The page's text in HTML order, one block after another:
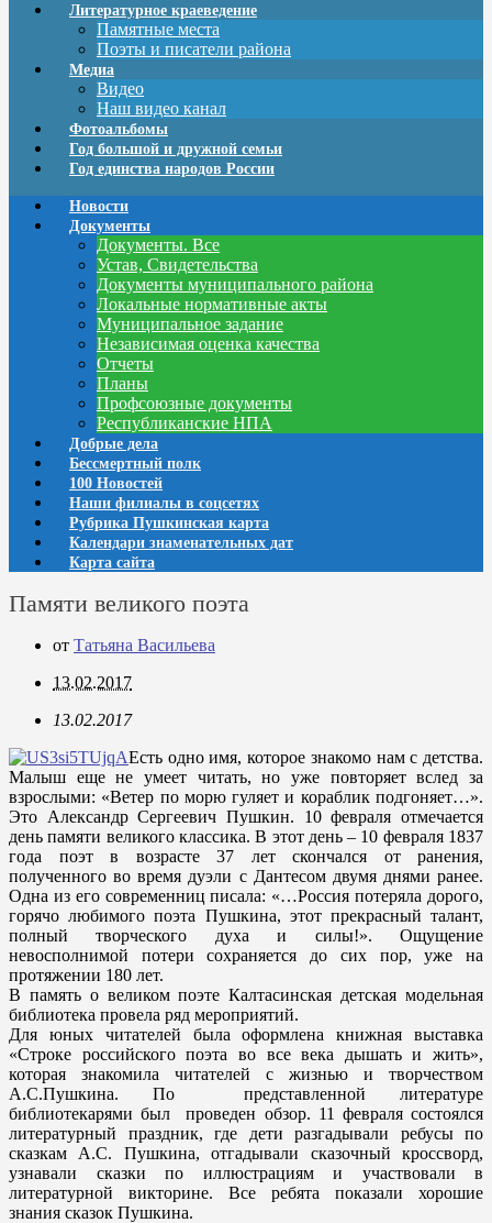
Литературное краеведение
Памятные места
Поэты и писатели района
Медиа
Видео
Наш видео канал
Фотоальбомы
Год большой и дружной семьи
Год единства народов России
Новости
Документы
Документы. Все
Устав, Свидетельства
Документы муниципального района
Локальные нормативные акты
Муниципальное задание
Независимая оценка качества
Отчеты
Планы
Профсоюзные документы
Республиканские НПА
Добрые дела
Бессмертный полк
100 Новостей
Наши филиалы в соцсетях
Рубрика Пушкинская карта
Календари знаменательных дат
Карта сайта
Памяти великого поэта
от Татьяна Васильева
13.02.2017
13.02.2017
Есть одно имя, которое знакомо нам с детства.
Малыш еще не умеет читать, но уже повторяет вслед за
взрослыми: «Ветер по морю гуляет и кораблик подгоняет…».
Это Александр Сергеевич Пушкин. 10 февраля отмечается
день памяти великого классика. В этот день – 10 февраля 1837
года поэт в возрасте 37 лет скончался от ранения,
полученного во время дуэли с Дантесом двумя днями ранее.
Одна из его современниц писала: «…Россия потеряла дорого,
горячо любимого поэта Пушкина, этот прекрасный талант,
полный творческого духа и силы!». Ощущение
невосполнимой потери сохраняется до сих пор, уже на
протяжении 180 лет.
В память о великом поэте Калтасинская детская модельная
библиотека провела ряд мероприятий.
Для юных читателей была оформлена книжная выставка
«Строке российского поэта во все века дышать и жить»,
которая знакомила читателей с жизнью и творчеством
А.С.Пушкина. По представленной литературе
библиотекарями был проведен обзор. 11 февраля состоялся
литературный праздник, где дети разгадывали ребусы по
сказкам А.С. Пушкина, отгадывали сказочный кроссворд,
узнавали сказки по иллюстрациям и участвовали в
литературной викторине. Все ребята показали хорошие
знания сказок Пушкина.